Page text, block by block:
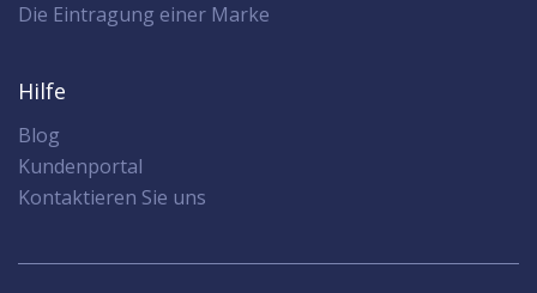
Die Eintragung einer Marke
Hilfe
Blog
Kundenportal
Kontaktieren Sie uns